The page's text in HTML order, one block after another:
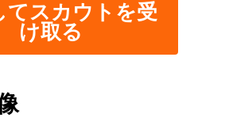
てスカウトを受
け取る